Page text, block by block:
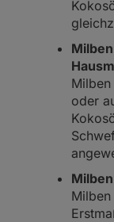
oder